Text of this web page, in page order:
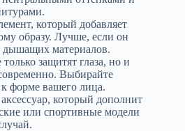
который добавляет
образу. Лучше, если он
дышащих материалов.
только защитят глаза, но и
Выбирайте
форме вашего лица.
который дополнит
или спортивные модели